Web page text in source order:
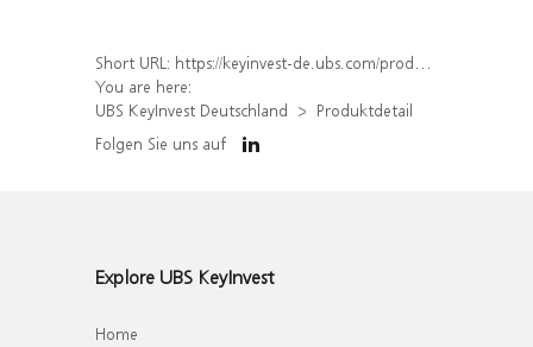
Short URL: https://keyinvest-de.ubs.com/produkt/detail/index/isin/DE000WA40ZP0
You are here:
UBS KeyInvest Deutschland
Produktdetail
Folgen Sie uns auf
Explore UBS KeyInvest
Home